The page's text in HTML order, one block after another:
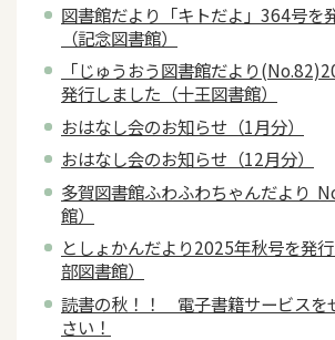
図書館だより「キトだよ」364号を
（記念図書館）
「じゅうおう図書館だより
発行しました（十王図書館）
おはなし会のお知らせ（1月分）
おはなし会のお知らせ（12月分）
多賀図書館ふわふわちゃんだより
館）
としょかんだより2025年秋号を発
部図書館）
読書の秋！！ 電子書籍サービスを
さい！